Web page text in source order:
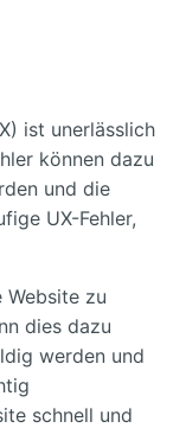
ist unerlässlich
können dazu
und die
UX-Fehler,
Website zu
dies dazu
werden und
schnell und